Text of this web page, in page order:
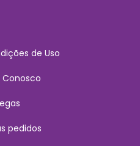
de Uso
Conosco
pedidos